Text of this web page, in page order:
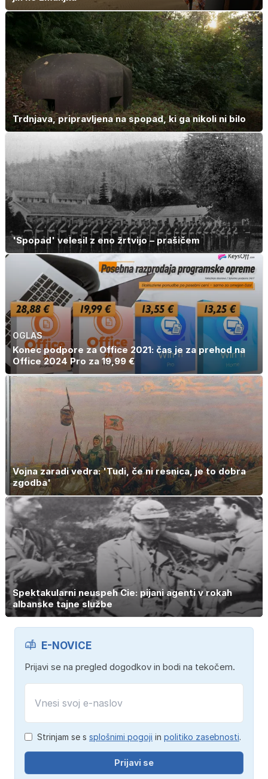
Trdnjava, pripravljena na spopad, ki ga nikoli ni bilo
'Spopad' velesil z eno žrtvijo – prašičem
OGLAS
Konec podpore za Office 2021: čas je za prehod na
Office 2024 Pro za 19,99 €
Vojna zaradi vedra: 'Tudi, če ni resnica, je to dobra
zgodba'
Spektakularni neuspeh Cie: pijani agenti v rokah
albanske tajne službe
E-NOVICE
Prijavi se na pregled dogodkov in bodi na tekočem.
Strinjam se s splošnimi pogoji in politiko zasebnosti.
Prijavi se